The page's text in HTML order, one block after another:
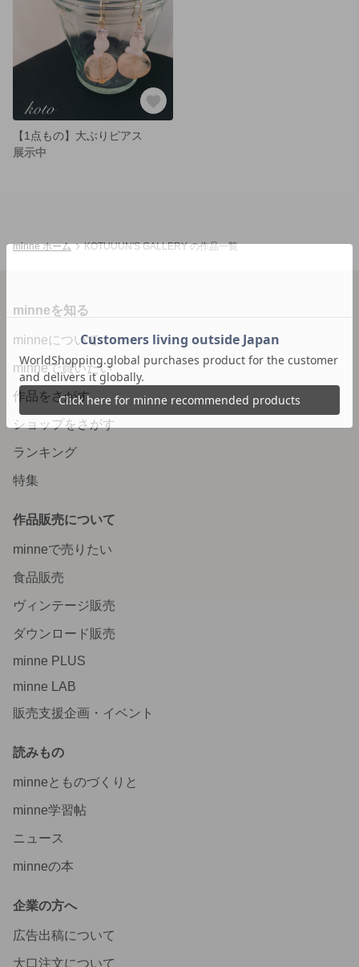
【1点もの】大ぶりピアス
展示中
minne ホーム KOTUUUN'S GALLERY の作品一覧
minneを知る
minneについて
minneで買いたい
作品をさがす
ショップをさがす
ランキング
特集
作品販売について
minneで売りたい
食品販売
ヴィンテージ販売
ダウンロード販売
minne PLUS
minne LAB
販売支援企画・イベント
読みもの
minneとものづくりと
minne学習帖
ニュース
minneの本
企業の方へ
広告出稿について
大口注文について